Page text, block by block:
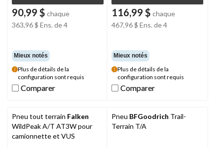
90,99 $ chaque
363,96 $ Ens. de 4
Mieux notés
Plus de détails de la
configuration sont requis
Comparer
Comparer
116,99 $ chaque
467,96 $ Ens. de 4
Mieux notés
Plus de détails de la
configuration sont requis
Comparer
Comparer
Pneu tout terrain Falken
WildPeak A/T AT3W pour
camionnette et VUS
Pneu BFGoodrich Trail-
Terrain T/A